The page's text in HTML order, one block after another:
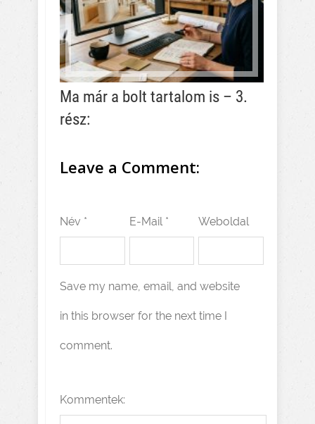
Ma már a bolt tartalom is – 3.
rész:
Leave a Comment:
Név * E-Mail * Weboldal
Save my name, email, and website
in this browser for the next time I
comment.
Kommentek: